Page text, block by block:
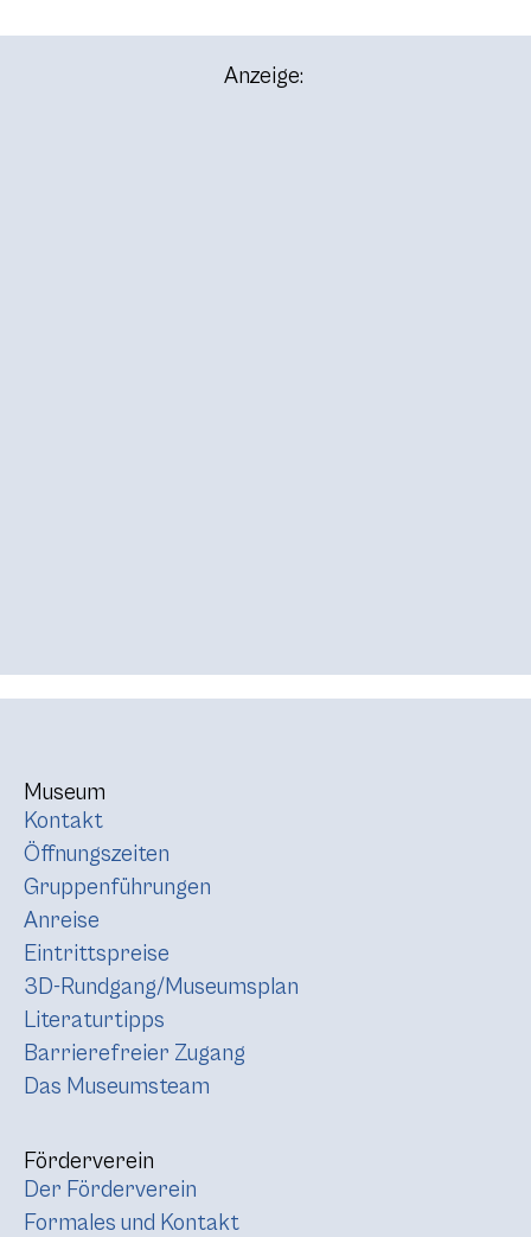
Anzeige:
Museum
Kontakt
Öffnungszeiten
Gruppenführungen
Anreise
Eintrittspreise
3D-Rundgang/Museumsplan
Literaturtipps
Barrierefreier Zugang
Das Museumsteam
Förderverein
Der Förderverein
Formales und Kontakt